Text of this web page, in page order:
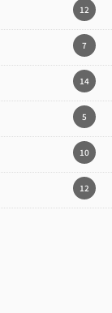
12
7
14
5
10
12